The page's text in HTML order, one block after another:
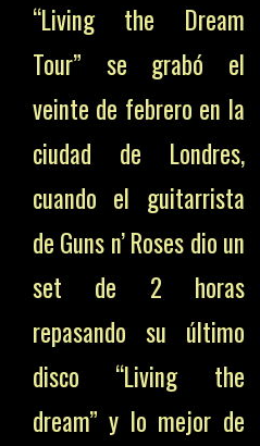
“Living the Dream
Tour” se grabó el
veinte de febrero en la
ciudad de Londres,
cuando el guitarrista
de Guns n’ Roses dio un
set de 2 horas
repasando su último
disco “Living the
dream” y lo mejor de